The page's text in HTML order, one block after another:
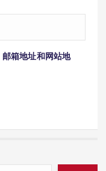
箱地址和网站地